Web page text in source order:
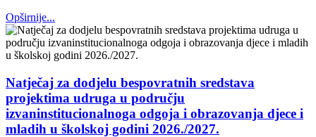
Opširnije...
Natječaj za dodjelu bespovratnih sredstava
projektima udruga u području
izvaninstitucionalnoga odgoja i obrazovanja djece i
mladih u školskoj godini 2026./2027.